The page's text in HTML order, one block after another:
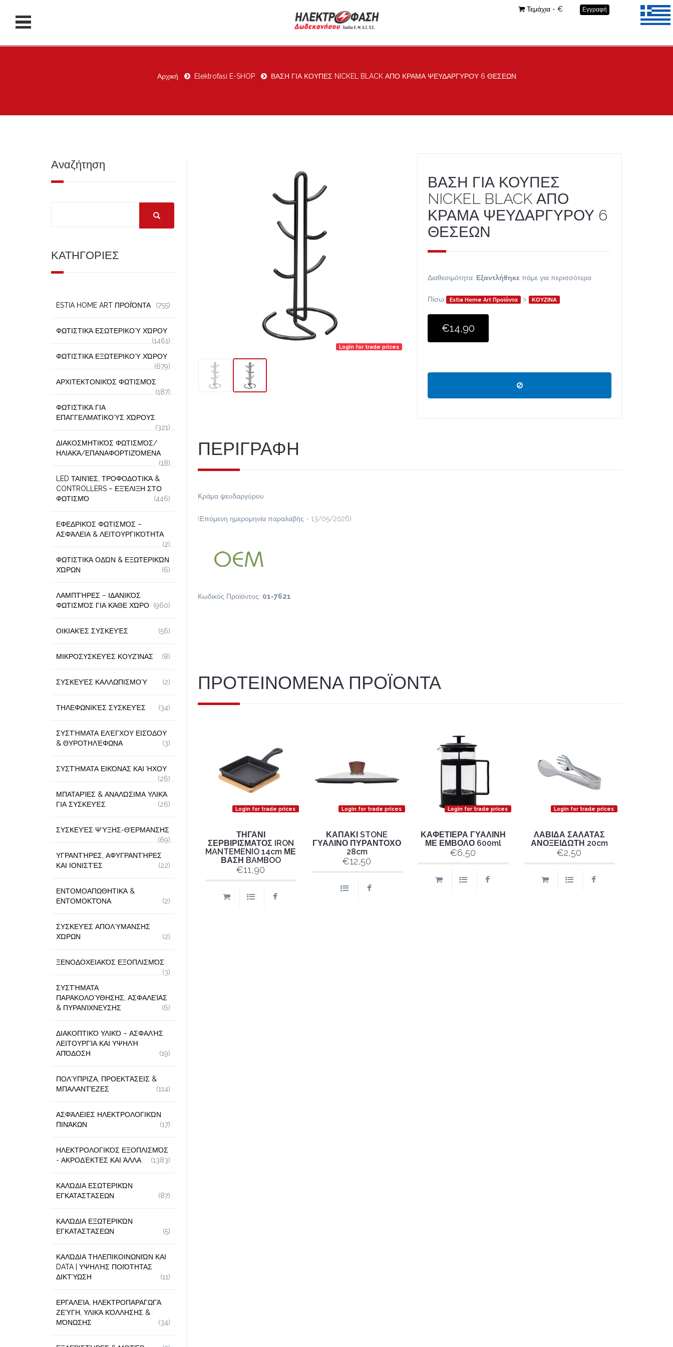
Εγγραφή
Τεμάχια - €
Αρχική Elektrofasi E-SHOP ΒΑΣΗ ΓΙΑ ΚΟΥΠΕΣ NICKEL BLACK ΑΠΟ ΚΡΑΜΑ ΨΕΥΔΑΡΓΥΡΟΥ 6 ΘΕΣΕΩΝ
Login for trade prices
ΒΑΣΗ ΓΙΑ ΚΟΥΠΕΣ
NICKEL BLACK ΑΠΟ
ΚΡΑΜΑ ΨΕΥΔΑΡΓΥΡΟΥ 6
ΘΕΣΕΩΝ
Διαθεσιμότητα: Εξαντλήθηκε πάμε για περισσότερα
Πίσω Estia Home Art Προϊόντα > ΚΟΥΖΙΝΑ
€14,90
ΠΕΡΙΓΡΑΦΗ
Κράμα ψευδαργύρου
(Επόμενη ημερομηνία παραλαβής - 13/05/2026)
Κωδικός Προϊόντος: 01-7621
ΠΡΟΤΕΙΝΟΜΕΝΑ ΠΡΟΪΟΝΤΑ
Login for trade prices
ΤΗΓΑΝΙ
ΣΕΡΒΙΡΙΣΜΑΤΟΣ IRON
MANTEMENIO 14cm ΜΕ
ΒΑΣΗ BAMBOO
€11,90
Login for trade prices
ΚΑΠΑΚΙ STONE
ΓΥΑΛΙΝΟ ΠΥΡΑΝΤΟΧΟ
28cm
€12,50
Login for trade prices
ΚΑΦΕΤΙΕΡΑ ΓΥΑΛΙΝΗ
ΜΕ ΕΜΒΟΛΟ 600ml
€6,50
Login for trade prices
ΛΑΒΙΔΑ ΣΑΛΑΤΑΣ
ΑΝΟΞΕΙΔΩΤΗ 20cm
€2,50
Αναζήτηση
ΚΑΤΗΓΟΡΙΕΣ
ESTIA HOME ART ΠΡΟΪΌΝΤΑ (755)
ΦΩΤΙΣΤΙΚΆ ΕΣΩΤΕΡΙΚΟΎ ΧΏΡΟΥ
(1461)
ΦΩΤΙΣΤΙΚΆ ΕΞΩΤΕΡΙΚΟΎ ΧΏΡΟΥ
(679)
ΑΡΧΙΤΕΚΤΟΝΙΚΌΣ ΦΩΤΙΣΜΌΣ
(187)
ΦΩΤΙΣΤΙΚΆ ΓΙΑ
ΕΠΑΓΓΕΛΜΑΤΙΚΟΎΣ ΧΏΡΟΥΣ
(321)
ΔΙΑΚΟΣΜΗΤΙΚΌΣ ΦΩΤΙΣΜΌΣ/
ΗΛΙΑΚΆ/ΕΠΑΝΑΦΟΡΤΙΖΌΜΕΝΑ
(18)
LED ΤΑΙΝΊΕΣ, ΤΡΟΦΟΔΟΤΙΚΆ &
CONTROLLERS – ΕΞΈΛΙΞΗ ΣΤΟ
ΦΩΤΙΣΜΌ
(446)
ΕΦΕΔΡΙΚΌΣ ΦΩΤΙΣΜΌΣ –
ΑΣΦΆΛΕΙΑ & ΛΕΙΤΟΥΡΓΙΚΌΤΗΤΑ
(2)
ΦΩΤΙΣΤΙΚΆ ΟΔΏΝ & ΕΞΩΤΕΡΙΚΏΝ
ΧΏΡΩΝ
(6)
ΛΑΜΠΤΉΡΕΣ – ΙΔΑΝΙΚΌΣ
ΦΩΤΙΣΜΌΣ ΓΙΑ ΚΆΘΕ ΧΏΡΟ (960)
ΟΙΚΙΑΚΈΣ ΣΥΣΚΕΥΈΣ (56)
ΜΙΚΡΟΣΥΣΚΕΥΈΣ ΚΟΥΖΊΝΑΣ (8)
ΣΥΣΚΕΥΈΣ ΚΑΛΛΩΠΙΣΜΟΎ (2)
ΤΗΛΕΦΩΝΙΚΈΣ ΣΥΣΚΕΥΈΣ (34)
ΣΥΣΤΉΜΑΤΑ ΕΛΈΓΧΟΥ ΕΙΣΌΔΟΥ
& ΘΥΡΟΤΗΛΈΦΩΝΑ
(3)
ΣΥΣΤΉΜΑΤΑ ΕΙΚΌΝΑΣ ΚΑΙ ΉΧΟΥ
(26)
ΜΠΑΤΑΡΊΕΣ & ΑΝΑΛΏΣΙΜΑ ΥΛΙΚΆ
ΓΙΑ ΣΥΣΚΕΥΈΣ
(26)
ΣΥΣΚΕΥΈΣ ΨΎΞΗΣ-ΘΈΡΜΑΝΣΗΣ
(69)
ΥΓΡΑΝΤΉΡΕΣ, ΑΦΥΓΡΑΝΤΉΡΕΣ
ΚΑΙ ΙΟΝΙΣΤΈΣ
(22)
ΕΝΤΟΜΟΑΠΩΘΗΤΙΚΆ &
ΕΝΤΟΜΟΚΤΌΝΑ
(2)
ΣΥΣΚΕΥΈΣ ΑΠΟΛΎΜΑΝΣΗΣ
ΧΏΡΩΝ
(2)
ΞΕΝΟΔΟΧΕΙΑΚΌΣ ΕΞΟΠΛΙΣΜΌΣ
(3)
ΣΥΣΤΉΜΑΤΑ
ΠΑΡΑΚΟΛΟΎΘΗΣΗΣ, ΑΣΦΑΛΕΊΑΣ
& ΠΥΡΑΝΊΧΝΕΥΣΗΣ
(6)
ΔΙΑΚΟΠΤΙΚΌ ΥΛΙΚΌ – ΑΣΦΑΛΉΣ
ΛΕΙΤΟΥΡΓΊΑ ΚΑΙ ΥΨΗΛΉ
ΑΠΌΔΟΣΗ
(19)
ΠΟΛΎΠΡΙΖΑ, ΠΡΟΕΚΤΆΣΕΙΣ &
ΜΠΑΛΑΝΤΈΖΕΣ
(114)
ΑΣΦΆΛΕΙΕΣ ΗΛΕΚΤΡΟΛΟΓΙΚΏΝ
ΠΙΝΆΚΩΝ
(17)
ΗΛΕΚΤΡΟΛΟΓΙΚΌΣ ΕΞΟΠΛΙΣΜΌΣ
- ΑΚΡΟΔΈΚΤΕΣ ΚΑΙ ΆΛΛΑ
(1383)
ΚΑΛΏΔΙΑ ΕΣΩΤΕΡΙΚΏΝ
ΕΓΚΑΤΑΣΤΆΣΕΩΝ
(87)
ΚΑΛΏΔΙΑ ΕΞΩΤΕΡΙΚΏΝ
ΕΓΚΑΤΑΣΤΆΣΕΩΝ
(5)
ΚΑΛΏΔΙΑ ΤΗΛΕΠΙΚΟΙΝΩΝΙΏΝ ΚΑΙ
DATA | ΥΨΗΛΉΣ ΠΟΙΌΤΗΤΑΣ
ΔΙΚΤΎΩΣΗ
(11)
ΕΡΓΑΛΕΊΑ, ΗΛΕΚΤΡΟΠΑΡΑΓΩΓΆ
ΖΕΎΓΗ, ΥΛΙΚΆ ΚΌΛΛΗΣΗΣ &
ΜΌΝΩΣΗΣ
(34)